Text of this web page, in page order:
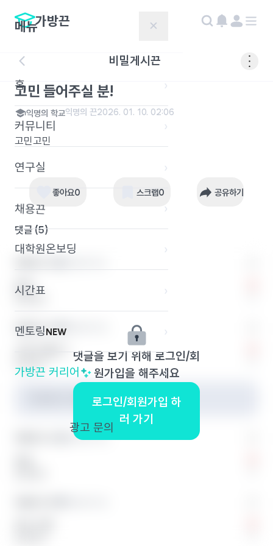
가방끈
메뉴 ✕
홈 ›
커뮤니티 ›
연구실 ›
채용끈 ›
대학원온보딩 ›
시간표 ›
멘토링NEW ›
가방끈 커리어 ›
광고 문의
비밀게시끈
고민 들어주실 분!
익명의 학교익명의 끈2026. 01. 10. 02:06
고민고민
좋아요0 스크랩0 공유하기
댓글 (5)
댓글을 보기 위해 로그인/회
원가입을 해주세요
로그인/회원가입 하
러 가기
머야
답글 달기
익명의 끈 2
작성자가 삭제한 댓글입니다.
익명의 학교